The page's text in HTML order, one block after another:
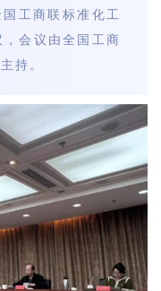
工商联标准化工
会议由全国工商
持。